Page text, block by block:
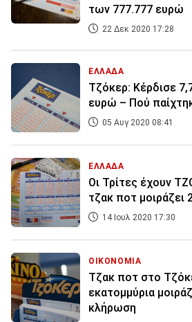
των 777.777 ευρώ
22 Δεκ 2020 17:28
ΕΛΛΑΔΑ
Τζόκερ: Κέρδισε
ευρώ – Πού
05 Αυγ 2020 08:41
ΕΛΛΑΔΑ
Οι Τρίτες έχουν
τζακ ποτ μοιράζει
14 Ιουλ 2020 17:30
ΟΙΚΟΝΟΜΙΑ
Τζακ ποτ στο
εκατομμύρια
κλήρωση